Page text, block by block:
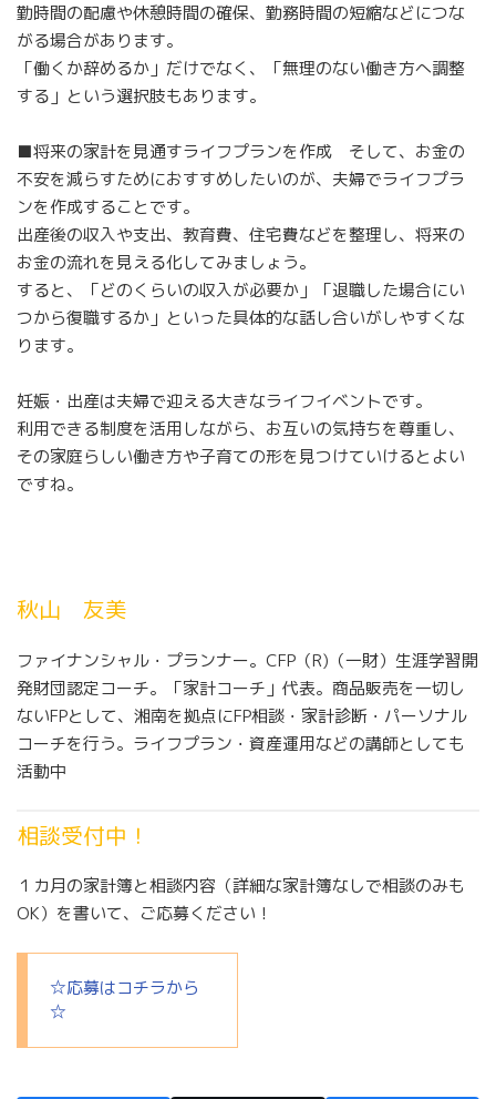
勤時間の配慮や休憩時間の確保、勤務時間の短縮などにつな
がる場合があります。
「働くか辞めるか」だけでなく、「無理のない働き方へ調整
する」という選択肢もあります。
■将来の家計を見通すライフプランを作成 そして、お金の
不安を減らすためにおすすめしたいのが、夫婦でライフプラ
ンを作成することです。
出産後の収入や支出、教育費、住宅費などを整理し、将来の
お金の流れを見える化してみましょう。
すると、「どのくらいの収入が必要か」「退職した場合にい
つから復職するか」といった具体的な話し合いがしやすくな
ります。
妊娠・出産は夫婦で迎える大きなライフイベントです。
利用できる制度を活用しながら、お互いの気持ちを尊重し、
その家庭らしい働き方や子育ての形を見つけていけるとよい
ですね。
秋山 友美
ファイナンシャル・プランナー。CFP（R)（一財）生涯学習開
発財団認定コーチ。「家計コーチ」代表。商品販売を一切し
ないFPとして、湘南を拠点にFP相談・家計診断・パーソナル
コーチを行う。ライフプラン・資産運用などの講師としても
活動中
相談受付中！
１カ月の家計簿と相談内容（詳細な家計簿なしで相談のみも
OK）を書いて、ご応募ください！
☆応募はコチラから
☆